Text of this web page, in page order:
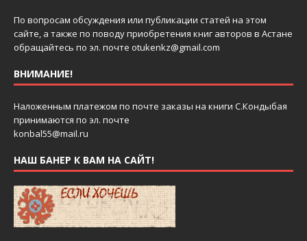
По вопросам обсуждения или публикации статей на этом
сайте, а также по поводу приобретения книг авторов в Астане
обращайтесь по эл. почте otukenkz@gmail.com
ВНИМАНИЕ!
Наложенным платежом по почте заказы на книги С.Кондыбая
принимаются по эл. почте
konbal55@mail.ru
НАШ БАНЕР К ВАМ НА САЙТ!